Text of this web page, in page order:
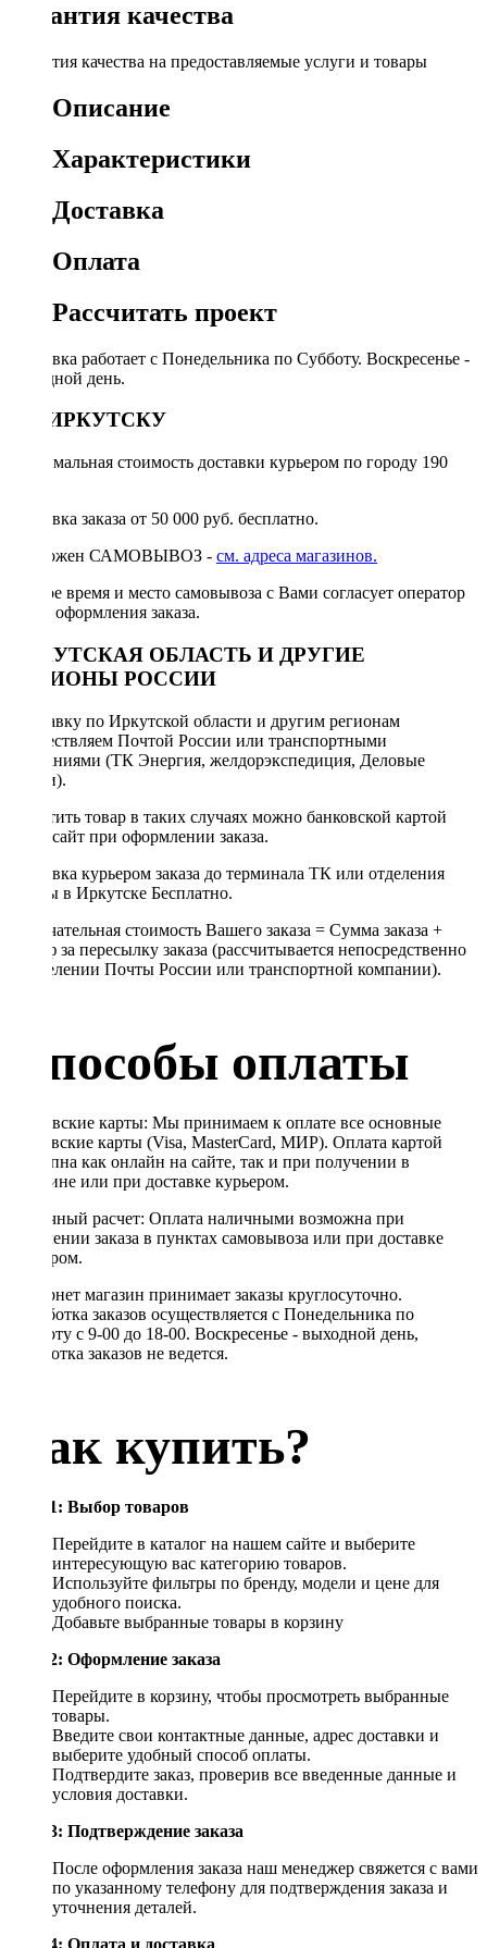
Гарантия качества
Гарантия качества на предоставляемые услуги и товары
Описание
Характеристики
Доставка
Оплата
Рассчитать проект
Доставка работает с Понедельника по Субботу. Воскресенье -
выходной день.
ПО ИРКУТСКУ
Минимальная стоимость доставки курьером по городу 190
Доставка заказа от 50 000 руб. бесплатно.
Возможен САМОВЫВОЗ - см. адреса магазинов.
Точное время и место самовывоза с Вами согласует оператор
после оформления заказа.
ИРКУТСКАЯ ОБЛАСТЬ И ДРУГИЕ
РЕГИОНЫ РОССИИ
Отправку по Иркутской области и другим регионам
осуществляем Почтой России или транспортными
компаниями (ТК Энергия, желдорэкспедиция, Деловые
линии).
Оплатить товар в таких случаях можно банковской картой
через сайт при оформлении заказа.
Доставка курьером заказа до терминала ТК или отделения
Почты в Иркутске Бесплатно.
Окончательная стоимость Вашего заказа = Сумма заказа +
Тариф за пересылку заказа (рассчитывается непосредственно
в отделении Почты России или транспортной компании).
Способы оплаты
Банковские карты: Мы принимаем к оплате все основные
банковские карты (Visa, MasterCard, МИР). Оплата картой
доступна как онлайн на сайте, так и при получении в
магазине или при доставке курьером.
Наличный расчет: Оплата наличными возможна при
получении заказа в пунктах самовывоза или при доставке
курьером.
Интернет магазин принимает заказы круглосуточно.
Обработка заказов осуществляется с Понедельника по
Субботу с 9-00 до 18-00. Воскресенье - выходной день,
обработка заказов не ведется.
Как купить?
Шаг 1: Выбор товаров
Перейдите в каталог на нашем сайте и выберите
интересующую вас категорию товаров.
Используйте фильтры по бренду, модели и цене для
удобного поиска.
Добавьте выбранные товары в корзину
Шаг 2: Оформление заказа
Перейдите в корзину, чтобы просмотреть выбранные
товары.
Введите свои контактные данные, адрес доставки и
выберите удобный способ оплаты.
Подтвердите заказ, проверив все введенные данные и
условия доставки.
Шаг 3: Подтверждение заказа
После оформления заказа наш менеджер свяжется с вами
по указанному телефону для подтверждения заказа и
уточнения деталей.
Шаг 4: Оплата и доставка